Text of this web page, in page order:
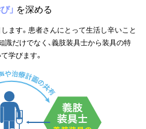
」 を深める
ます。患者さんにとって生活し辛いこと
識だけでなく、義肢装具士から装具の特
学びます。